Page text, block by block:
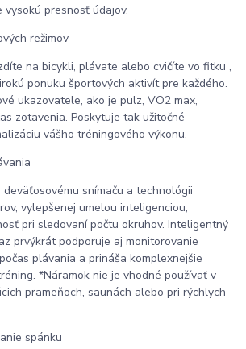
vysokú presnosť údajov.
režimov
na bicykli, plávate alebo cvičíte vo fitku ,
ponuku športových aktivít pre každého.
ukazovatele, ako je pulz, VO2 max,
zotavenia. Poskytuje tak užitočné
vášho tréningového výkonu.
snímaču a technológii
vylepšenej umelou inteligenciou,
pri sledovaní počtu okruhov. Inteligentný
prvýkrát podporuje aj monitorovanie
plávania a prináša komplexnejšie
*Náramok nie je vhodné používať v
prameňoch, saunách alebo pri rýchlych
spánku